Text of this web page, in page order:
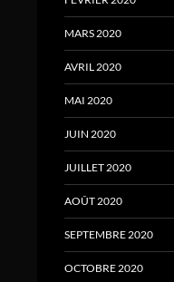
MARS 2020
AVRIL 2020
MAI 2020
JUIN 2020
JUILLET 2020
AOÛT 2020
SEPTEMBRE 2020
OCTOBRE 2020